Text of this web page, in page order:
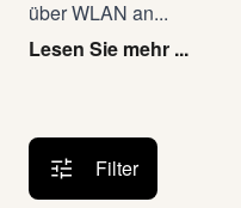
über WLAN an...
Lesen Sie mehr ...
Filter